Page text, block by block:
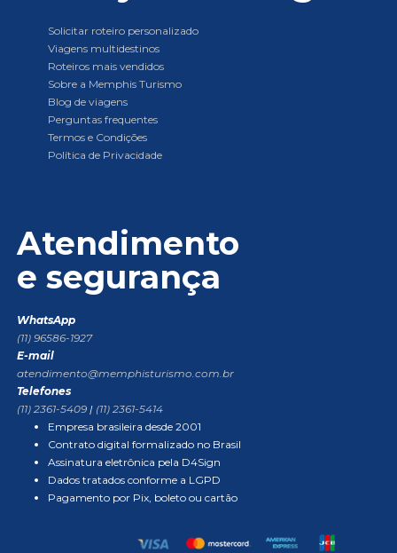
Solicitar roteiro personalizado
Viagens multidestinos
Roteiros mais vendidos
Sobre a Memphis Turismo
Blog de viagens
Perguntas frequentes
Termos e Condições
Política de Privacidade
Atendimento
e segurança
WhatsApp
(11) 96586-1927
E-mail
atendimento@memphisturismo.com.br
Telefones
(11) 2361-5409 | (11) 2361-5414
Empresa brasileira desde 2001
Contrato digital formalizado no Brasil
Assinatura eletrônica pela D4Sign
Dados tratados conforme a LGPD
Pagamento por Pix, boleto ou cartão